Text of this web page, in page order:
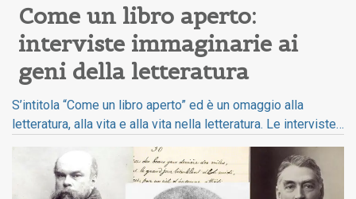
Come un libro aperto:
interviste immaginarie ai
geni della letteratura
S’intitola “Come un libro aperto” ed è un omaggio alla
letteratura, alla vita e alla vita nella letteratura. Le interviste…